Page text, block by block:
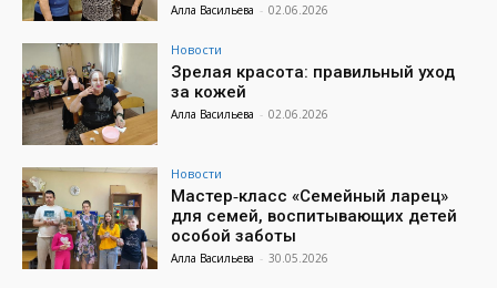
Алла Васильева - 02.06.2026
Новости
Зрелая красота: правильный уход
за кожей
Алла Васильева - 02.06.2026
Новости
Мастер‑класс «Семейный ларец»
для семей, воспитывающих детей
особой заботы
Алла Васильева - 30.05.2026